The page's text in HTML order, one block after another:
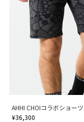
AHHI CHOIコラボショーツ
¥36,300